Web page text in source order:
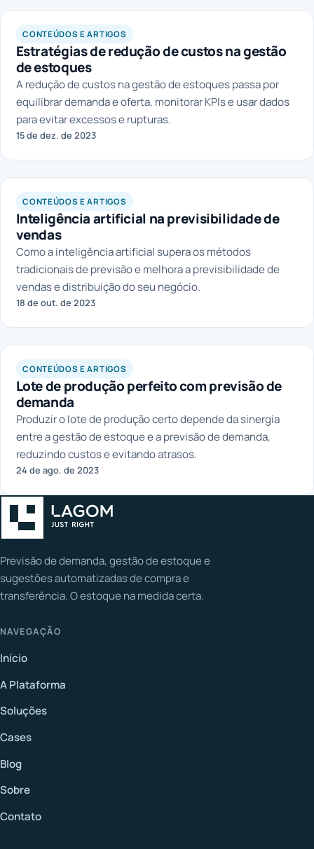
CONTEÚDOS E ARTIGOS
Estratégias de redução de custos na gestão
de estoques
A redução de custos na gestão de estoques passa por
equilibrar demanda e oferta, monitorar KPIs e usar dados
para evitar excessos e rupturas.
15 de dez. de 2023
CONTEÚDOS E ARTIGOS
Inteligência artificial na previsibilidade de
vendas
Como a inteligência artificial supera os métodos
tradicionais de previsão e melhora a previsibilidade de
vendas e distribuição do seu negócio.
18 de out. de 2023
CONTEÚDOS E ARTIGOS
Lote de produção perfeito com previsão de
demanda
Produzir o lote de produção certo depende da sinergia
entre a gestão de estoque e a previsão de demanda,
reduzindo custos e evitando atrasos.
24 de ago. de 2023
Previsão de demanda, gestão de estoque e
sugestões automatizadas de compra e
transferência. O estoque na medida certa.
NAVEGAÇÃO
Início
A Plataforma
Soluções
Cases
Blog
Sobre
Contato